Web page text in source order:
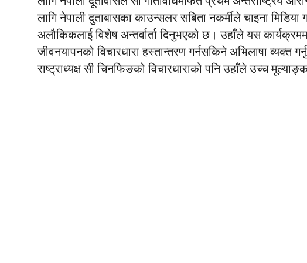
लागि नेपाली दुताबासका काउन्सलर सबिता नकर्मीले चाइना
अलौकिकलाई विशेष अन्तर्वार्ता दिनुभएको छ। उहाँले यस
जीवनयापनको विचारधारा हस्तान्तरण गर्नसकिने अभिलाषा व्यक्त
राष्ट्राध्यक्ष सी चिनफिङको विचारधाराको पनि उहाँले उच्च